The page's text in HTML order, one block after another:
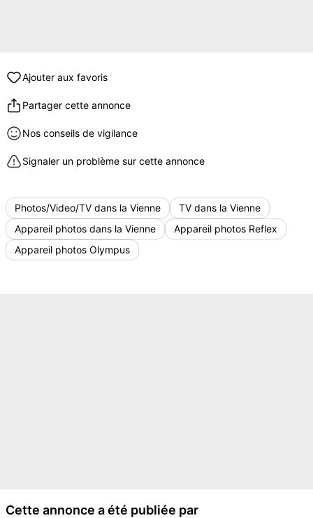
Ajouter aux favoris
Partager cette annonce
Nos conseils de vigilance
Signaler un problème sur cette annonce
Photos/Video/TV dans la Vienne
TV dans la Vienne
Appareil photos dans la Vienne
Appareil photos Reflex
Appareil photos Olympus
Cette annonce a été publiée par